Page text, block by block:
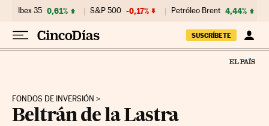
Ibex 35 0,61% S&P 500 -0,17% Petróleo Brent 4,44%
SUSCRÍBETE
FONDOS DE INVERSIÓN
Beltrán de la Lastra